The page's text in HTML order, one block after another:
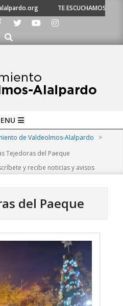
TE ESCUCHAMOS - Llámanos
Buscar
de Valdeolmos-Alalpardo
>
Tejedoras del Paeque
y recibe noticias y avisos
del Paeque